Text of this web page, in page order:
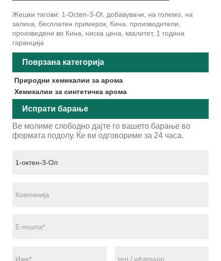
Жешки тагови: 1-Octen-3-Ol, добавувачи, на големо, на
залиха, бесплатен примерок, Кина, производители,
произведени во Кина, ниска цена, квалитет, 1 година
гаранција
Поврзана категорија
Природни хемикалии за арома
Хемикалии за синтетичка арома
Испрати барање
Ве молиме слободно дајте го вашето барање во
формата подолу. Ќе ви одговориме за 24 часа.